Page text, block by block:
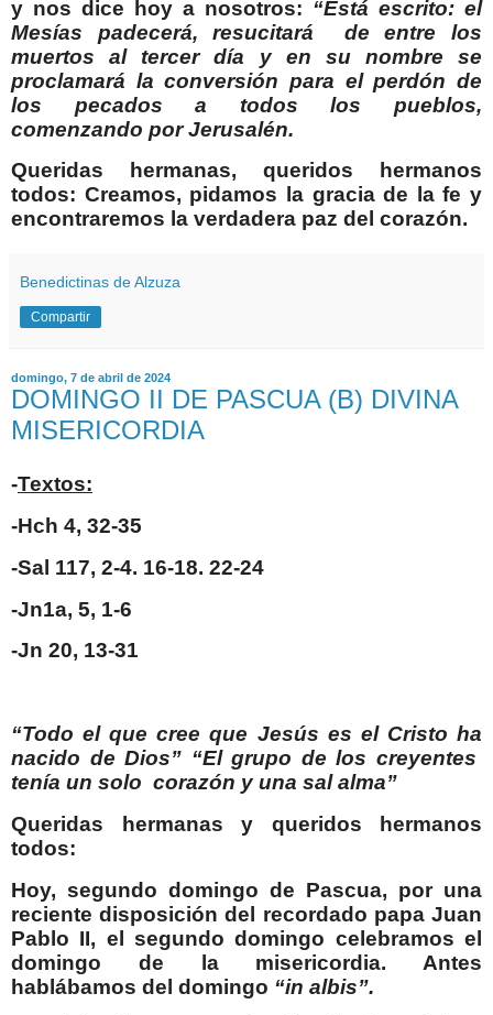
y nos dice hoy a nosotros: “Está escrito: el
Mesías padecerá, resucitará
de entre los
muertos al tercer día y en su nombre se
proclamará la conversión para el perdón de
los pecados a todos los pueblos,
comenzando por Jerusalén.
Queridas hermanas, queridos hermanos
todos: Creamos, pidamos la gracia de la fe y
encontraremos la verdadera paz del corazón.
Benedictinas de Alzuza
Compartir
domingo, 7 de abril de 2024
DOMINGO II DE PASCUA (B) DIVINA
MISERICORDIA
-Textos:
-Hch 4, 32-35
-Sal 117, 2-4. 16-18. 22-24
-Jn1a, 5, 1-6
-Jn 20, 13-31
“Todo el que cree que Jesús es el Cristo ha
nacido de Dios” “El grupo de los creyentes
tenía un solo corazón y una sal alma”
Queridas hermanas y queridos hermanos
todos:
Hoy, segundo domingo de Pascua, por una
reciente disposición del recordado papa Juan
Pablo II, el segundo domingo celebramos el
domingo de la misericordia. Antes
hablábamos del domingo “in albis”.